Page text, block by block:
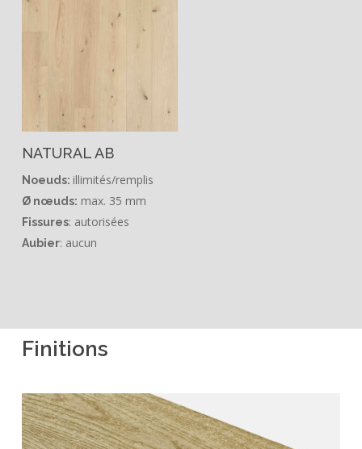
NATURAL AB
Noeuds: illimités/remplis
Ø nœuds: max. 35 mm
Fissures: autorisées
Aubier: aucun
Finitions